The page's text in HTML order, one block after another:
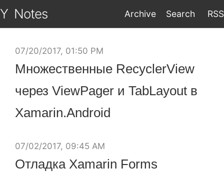
Y Notes Archive Search RSS
07/20/2017, 01:50 PM
Множественные RecyclerView
через ViewPager и TabLayout в
Xamarin.Android
07/02/2017, 09:45 AM
Отладка Xamarin Forms